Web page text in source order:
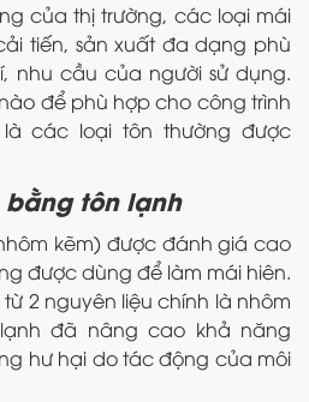
của thị trường, các loại mái
tiến, sản xuất đa dạng phù
nhu cầu của người sử dụng.
để phù hợp cho công trình
các loại tôn thường được
bằng tôn lạnh
kẽm) được đánh giá cao
được dùng để làm mái hiên.
2 nguyên liệu chính là nhôm
đã nâng cao khả năng
hư hại do tác động của môi